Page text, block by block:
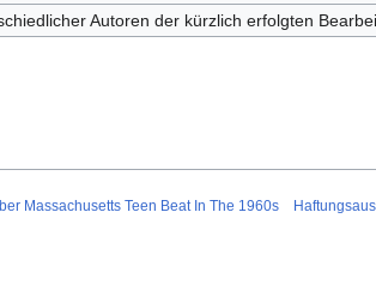
Autoren der kürzlich erfolgten
Massachusetts Teen Beat In The 1960s